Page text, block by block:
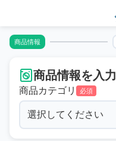
商品情報
商品情報を入力
商品カテゴリ 必須